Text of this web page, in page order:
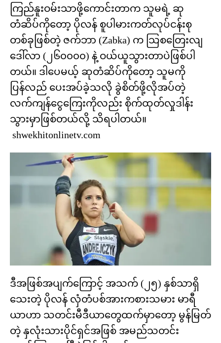
ကြည်နူးဝမ်းသာဖို့ကောင်းတာက သူမရဲ့ ဆု
တံဆိပ်ကိုတော့ ပိုလန် စူပါမားကတ်လုပ်ငန်းစု
တစ်ခုဖြစ်တဲ့ ဇက်ဘာ (Zabka) က သြစတြေးလျ
ဒေါ်လာ (၂၆၀၀၀၀) နဲ့ ဝယ်ယူသွားတာပဲဖြစ်ပါ
တယ်။ ဒါပေမယ့် ဆုတံဆိပ်ကိုတော့ သူမကို
ပြန်လည် ပေးအပ်ခဲ့သလို ခွဲစိတ်ဖို့လိုအပ်တဲ့
လက်ကျန်ငွေကြေးကိုလည်း စိုက်ထုတ်လှုဒါန်း
သွားမှာဖြစ်တယ်လို့ သိရပါတယ်။
shwekhitonlinetv.com
ဒီအဖြစ်အပျက်ကြောင့် အသက် (၂၅) နှစ်သာရှိ
သေးတဲ့ ပိုလန် လှံတံပစ်အားကစားသမား မာရီ
ယာဟာ သတင်းမီဒီယာတွေထက်မှာတော့ မွန်မြတ်
တဲ့ နှလုံးသားပိုင်ရှင်အဖြစ် အမည်သတင်း